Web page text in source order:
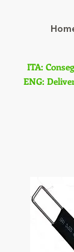
ITA:
ENG: